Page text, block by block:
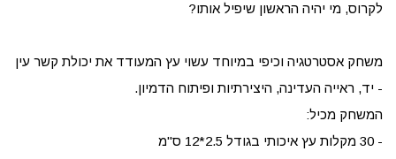
לקרוס, מי יהיה הראשון שיפיל אותו?
משחק אסטרטגיה וכיפי במיוחד עשוי עץ המעודד את יכולת קשר עין
- יד, ראייה העדינה, היצירתיות ופיתוח הדמיון.
המשחק מכיל:
- 30 מקלות עץ איכותי בגודל 2.5*12 ס"מ